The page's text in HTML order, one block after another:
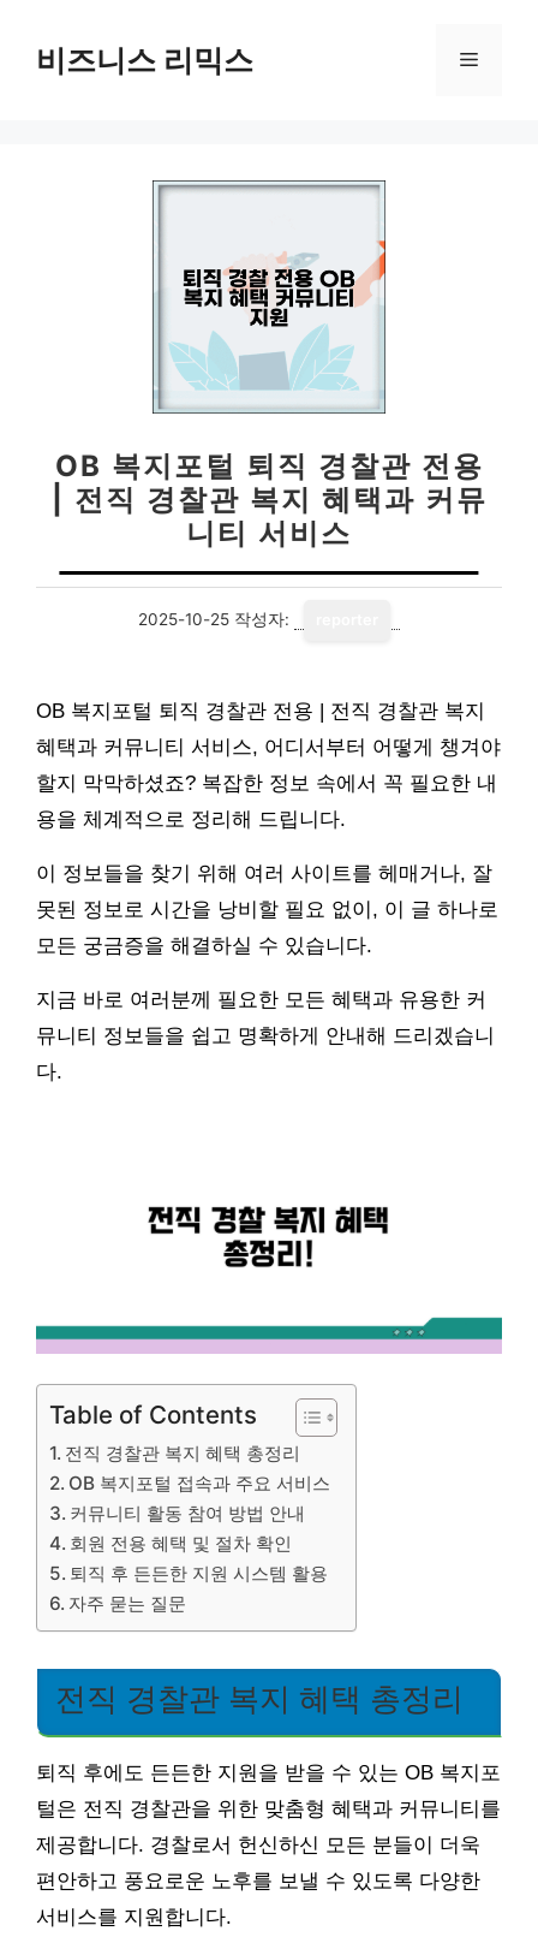
비즈니스 리믹스 메
OB 복지포털 퇴직 경찰관 전용
| 전직 경찰관 복지 혜택과 커뮤
니티 서비스
2025-10-25 작성자:
OB 복지포털 퇴직 경찰관 전용 | 전직 경찰관 복지
혜택과 커뮤니티 서비스, 어디서부터 어떻게 챙겨야
할지 막막하셨죠? 복잡한 정보 속에서 꼭 필요한 내
용을 체계적으로 정리해 드립니다.
이 정보들을 찾기 위해 여러 사이트를 헤매거나, 잘
못된 정보로 시간을 낭비할 필요 없이, 이 글 하나로
모든 궁금증을 해결하실 수 있습니다.
지금 바로 여러분께 필요한 모든 혜택과 유용한 커
뮤니티 정보들을 쉽고 명확하게 안내해 드리겠습니
다.
Table of Contents
전직 경찰관 복지 혜택 총정리
OB 복지포털 접속과 주요 서비스
커뮤니티 활동 참여 방법 안내
회원 전용 혜택 및 절차 확인
퇴직 후 든든한 지원 시스템 활용
자주 묻는 질문
전직 경찰관 복지 혜택 총정리
퇴직 후에도 든든한 지원을 받을 수 있는 OB 복지포
털은 전직 경찰관을 위한 맞춤형 혜택과 커뮤니티를
제공합니다. 경찰로서 헌신하신 모든 분들이 더욱
편안하고 풍요로운 노후를 보낼 수 있도록 다양한
서비스를 지원합니다.